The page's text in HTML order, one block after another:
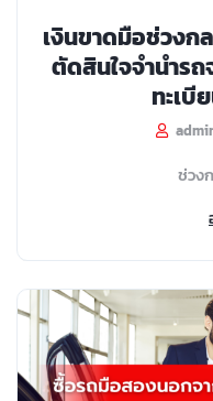
เงินขาดมือช่วงก
ตัดสินใจจำนำร
ทะเ
ช่วง